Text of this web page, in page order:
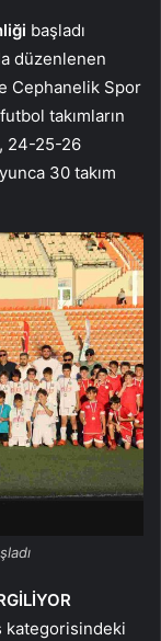
başladı
düzenlenen
Cephanelik Spor
takımların
24-25-26
30 takım
kategorisindeki